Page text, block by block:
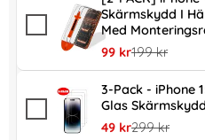
Skärmskydd I
Med
rea pris
99 krtidigare pris
199 kr
3-Pack - iPhone
Glas Skärmskydd
rea pris
49 krtidigare pris
299 kr